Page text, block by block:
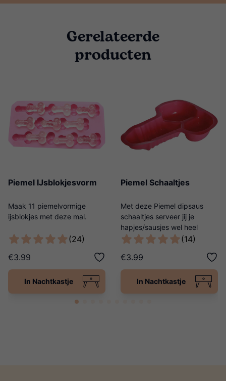
Gerelateerde
producten
Piemel IJsblokjesvorm
Maak 11 piemelvormige
ijsblokjes met deze mal.
(24)
€3.99
In Nachtkastje
Piemel Schaaltjes
Met deze Piemel dipsaus
schaaltjes serveer jij je
hapjes/sausjes wel heel
origineel!
(14)
€3.99
In Nachtkastje